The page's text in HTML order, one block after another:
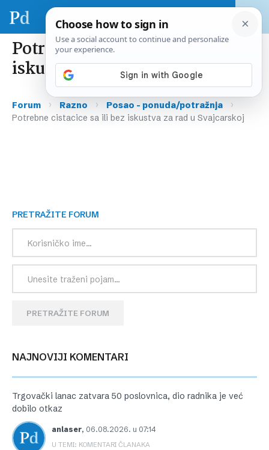
Potrebne cistacice sa ili bez
iskustva za rad u Svajcarskoj
Forum › Razno › Posao – ponuda/potražnja ›
Potrebne cistacice sa ili bez iskustva za rad u Svajcarskoj
PRETRAŽITE FORUM
PRETRAŽITE FORUM
NAJNOVIJI KOMENTARI
Trgovački lanac zatvara 50 poslovnica, dio radnika je već
dobilo otkaz
anlaser, 06.08.2026. u 07:14
U TEMI: KOMENTARI ČLANAKA